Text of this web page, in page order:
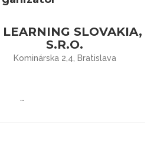
LEARNING SLOVAKIA,
S.R.O.
Kominárska 2,4, Bratislava